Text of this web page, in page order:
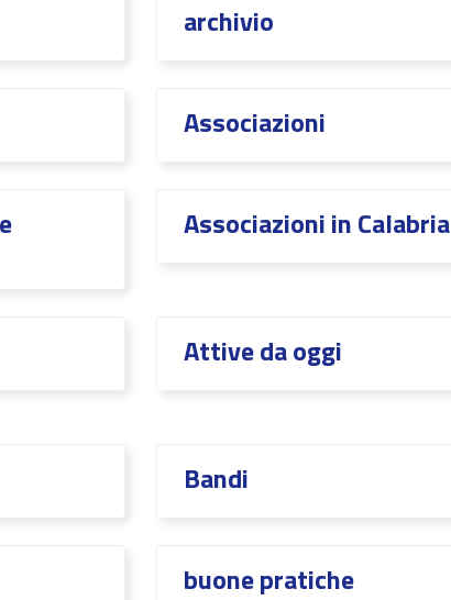
archivio
Associazioni
Associazioni in Calabria
Attive da oggi
Bandi
buone pratiche